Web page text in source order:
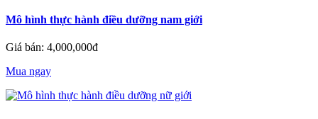
Mô hình thực hành điều dưỡng nam giới
Giá bán: 4,000,000đ
Mua ngay